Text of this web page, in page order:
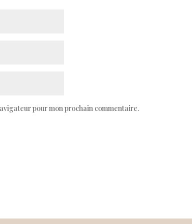
pour mon prochain commentaire.